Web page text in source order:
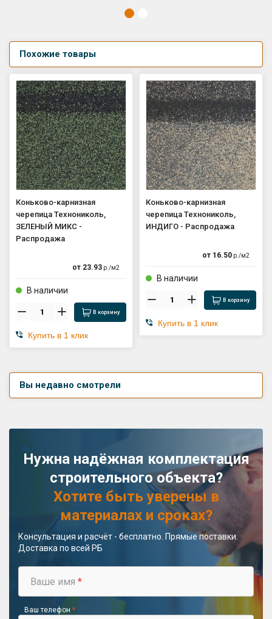
Похожие товары
Коньково-карнизная
черепица Технониколь,
ЗЕЛЕНЫЙ МИКС -
Распродажа
от 23.93 р./м2
В наличии
В корзину
Купить в 1 клик
Коньково-карнизная
черепица Технониколь,
ИНДИГО - Распродажа
от 16.50 р./м2
В наличии
В корзину
Купить в 1 клик
Вы недавно смотрели
Нужна надёжная комплектация
строительного объекта?
Хотите быть уверены в
материалах и сроках?
Консультация и расчёт - бесплатно. Прямые поставки.
Доставка по всей РБ
Ваше имя *
Ваш телефон *